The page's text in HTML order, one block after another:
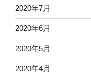
2020年7月
2020年6月
2020年5月
2020年4月